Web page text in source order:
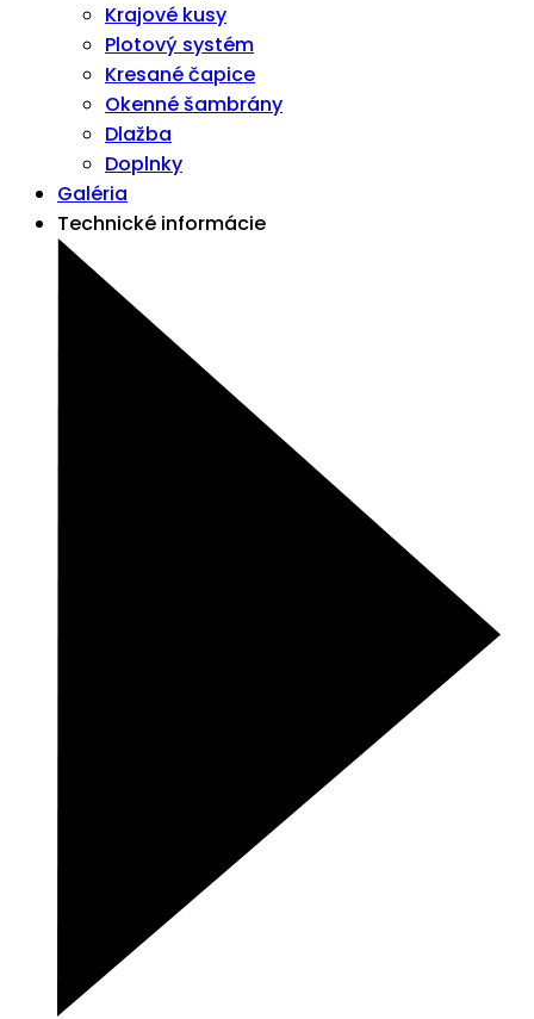
Krajové kusy
Plotový systém
Kresané čapice
Okenné šambrány
Dlažba
Doplnky
Galéria
Technické informácie